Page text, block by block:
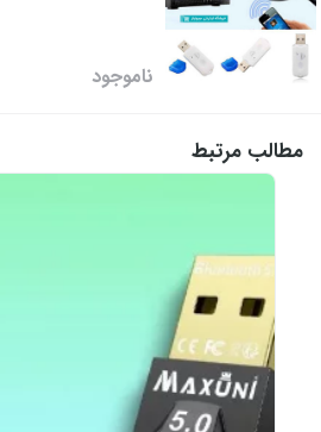
ناموجود
مطالب مرتبط